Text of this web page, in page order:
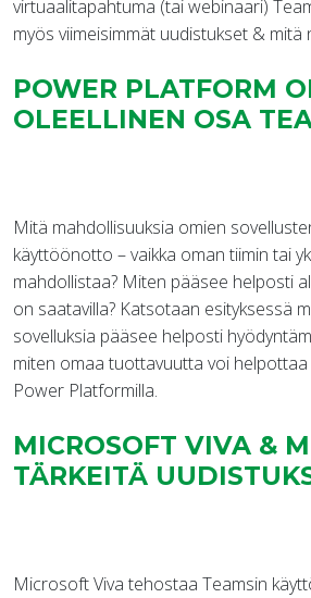
virtuaalitapahtuma (tai webinaari)
myös viimeisimmät uudistukset & mitä
POWER PLATFORM
OLEELLINEN OSA
Mitä mahdollisuuksia omien
käyttöönotto – vaikka oman tiimin tai
mahdollistaa? Miten pääsee helposti
on saatavilla? Katsotaan esityksessä
sovelluksia pääsee helposti
miten omaa tuottavuutta voi
Power Platformilla.
MICROSOFT VIVA &
TÄRKEITÄ
Microsoft Viva tehostaa Teamsin